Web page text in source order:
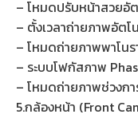
– โหมดปรับหน้าสวยอั
– ตั้งเวลาถ่ายภาพอัต
– โหมดถ่ายภาพพาโน
– ระบบโฟกัสภาพ
– โหมดถ่ายภาพช่วงก
5.กล้องหน้า (Front